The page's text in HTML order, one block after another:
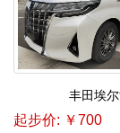
丰田埃
起步价: ￥700